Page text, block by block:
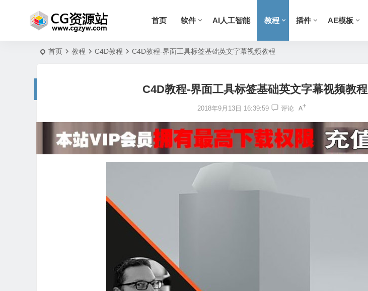
首页 软件 AI人工智能 教程 插件 AE模板
首页 教程 C4D教程 C4D教程-界面工具标签基础英文字幕视频教程
C4D教程-界面工具标签基础英文字幕视频教程
2018年9月13日 16:39:59 评论